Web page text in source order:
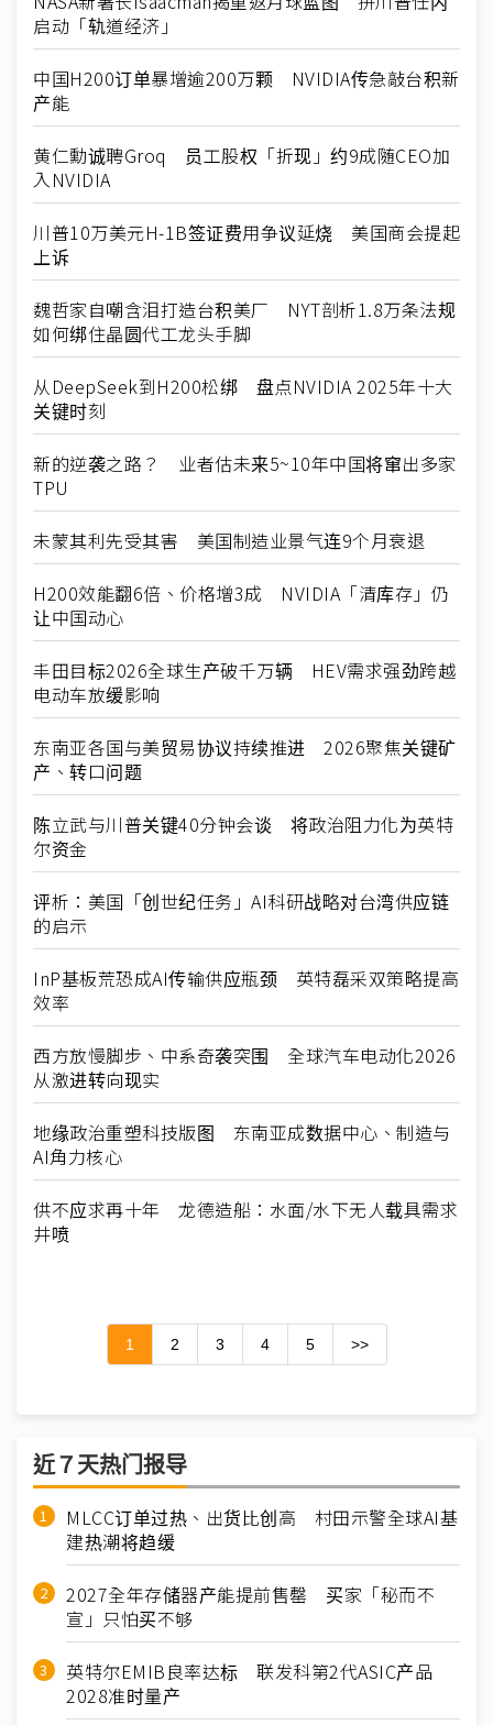
启动「轨道经济」
中国H200订单暴增逾200万颗 NVIDIA传急敲台积新
产能
黄仁勳诚聘Groq 员工股权「折现」约9成随CEO加
入NVIDIA
川普10万美元H-1B签证费用争议延烧 美国商会提起
上诉
魏哲家自嘲含泪打造台积美厂 NYT剖析1.8万条法规
如何绑住晶圆代工龙头手脚
从DeepSeek到H200松绑 盘点NVIDIA 2025年十大
关键时刻
新的逆袭之路？ 业者估未来5~10年中国将窜出多家
TPU
未蒙其利先受其害 美国制造业景气连9个月衰退
H200效能翻6倍、价格增3成 NVIDIA「清库存」仍
让中国动心
丰田目标2026全球生产破千万辆 HEV需求强劲跨越
电动车放缓影响
东南亚各国与美贸易协议持续推进 2026聚焦关键矿
产、转口问题
陈立武与川普关键40分钟会谈 将政治阻力化为英特
尔资金
评析：美国「创世纪任务」AI科研战略对台湾供应链
的启示
InP基板荒恐成AI传输供应瓶颈 英特磊采双策略提高
效率
西方放慢脚步、中系奇袭突围 全球汽车电动化2026
从激进转向现实
地缘政治重塑科技版图 东南亚成数据中心、制造与
AI角力核心
供不应求再十年 龙德造船：水面/水下无人载具需求
井喷
1 2 3 4 5 >>
近７天热门报导
MLCC订单过热、出货比创高 村田示警全球AI基
建热潮将趋缓
2027全年存储器产能提前售罄 买家「秘而不
宣」只怕买不够
英特尔EMIB良率达标 联发科第2代ASIC产品
2028准时量产